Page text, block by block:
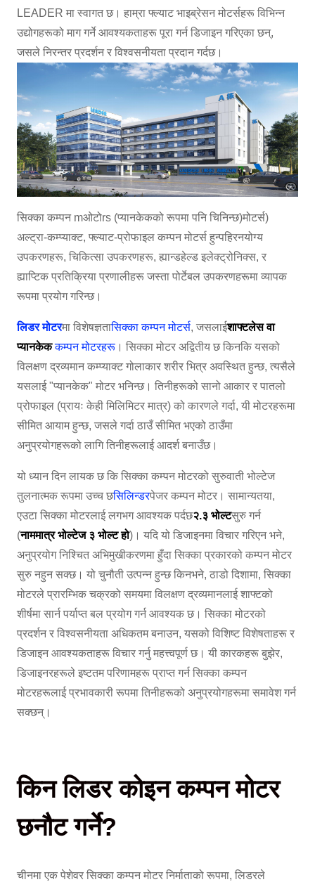
LEADER मा स्वागत छ। हाम्रा फ्ल्याट भाइब्रेसन मोटर्सहरू विभिन्न
उद्योगहरूको माग गर्ने आवश्यकताहरू पूरा गर्न डिजाइन गरिएका छन्,
जसले निरन्तर प्रदर्शन र विश्वसनीयता प्रदान गर्दछ।
सिक्का कम्पन mओटोrs (प्यानकेकको रूपमा पनि चिनिन्छ)मोटर्स)
अल्ट्रा-कम्प्याक्ट, फ्ल्याट-प्रोफाइल कम्पन मोटर्स हुन्पहिरनयोग्य
उपकरणहरू, चिकित्सा उपकरणहरू, ह्यान्डहेल्ड इलेक्ट्रोनिक्स, र
ह्याप्टिक प्रतिक्रिया प्रणालीहरू जस्ता पोर्टेबल उपकरणहरूमा व्यापक
रूपमा प्रयोग गरिन्छ।
लिडर मोटरमा विशेषज्ञतासिक्का कम्पन मोटर्स, जसलाईशाफ्टलेस वा
प्यानकेक कम्पन मोटरहरू । सिक्का मोटर अद्वितीय छ किनकि यसको
विलक्षण द्रव्यमान कम्प्याक्ट गोलाकार शरीर भित्र अवस्थित हुन्छ, त्यसैले
यसलाई "प्यानकेक" मोटर भनिन्छ। तिनीहरूको सानो आकार र पातलो
प्रोफाइल (प्रायः केही मिलिमिटर मात्र) को कारणले गर्दा, यी मोटरहरूमा
सीमित आयाम हुन्छ, जसले गर्दा ठाउँ सीमित भएको ठाउँमा
अनुप्रयोगहरूको लागि तिनीहरूलाई आदर्श बनाउँछ।
यो ध्यान दिन लायक छ कि सिक्का कम्पन मोटरको सुरुवाती भोल्टेज
तुलनात्मक रूपमा उच्च छसिलिन्डरपेजर कम्पन मोटर। सामान्यतया,
एउटा सिक्का मोटरलाई लगभग आवश्यक पर्दछ२.३ भोल्टसुरु गर्न
(नाममात्र भोल्टेज ३ भोल्ट हो)। यदि यो डिजाइनमा विचार गरिएन भने,
अनुप्रयोग निश्चित अभिमुखीकरणमा हुँदा सिक्का प्रकारको कम्पन मोटर
सुरु नहुन सक्छ। यो चुनौती उत्पन्न हुन्छ किनभने, ठाडो दिशामा, सिक्का
मोटरले प्रारम्भिक चक्रको समयमा विलक्षण द्रव्यमानलाई शाफ्टको
शीर्षमा सार्न पर्याप्त बल प्रयोग गर्न आवश्यक छ। सिक्का मोटरको
प्रदर्शन र विश्वसनीयता अधिकतम बनाउन, यसको विशिष्ट विशेषताहरू र
डिजाइन आवश्यकताहरू विचार गर्नु महत्त्वपूर्ण छ। यी कारकहरू बुझेर,
डिजाइनरहरूले इष्टतम परिणामहरू प्राप्त गर्न सिक्का कम्पन
मोटरहरूलाई प्रभावकारी रूपमा तिनीहरूको अनुप्रयोगहरूमा समावेश गर्न
सक्छन्।
किन लिडर कोइन कम्पन मोटर
छनौट गर्ने?
चीनमा एक पेशेवर सिक्का कम्पन मोटर निर्माताको रूपमा, लिडरले